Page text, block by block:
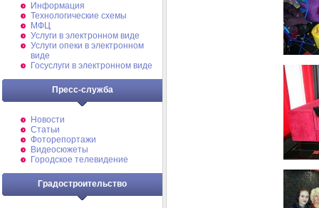
Информация
Технологические схемы
МФЦ
Услуги в электронном виде
Услуги опеки в электронном
виде
Госуслуги в электронном виде
Пресс-служба
Новости
Статьи
Фоторепортажи
Видеосюжеты
Городское телевидение
Градостроительство